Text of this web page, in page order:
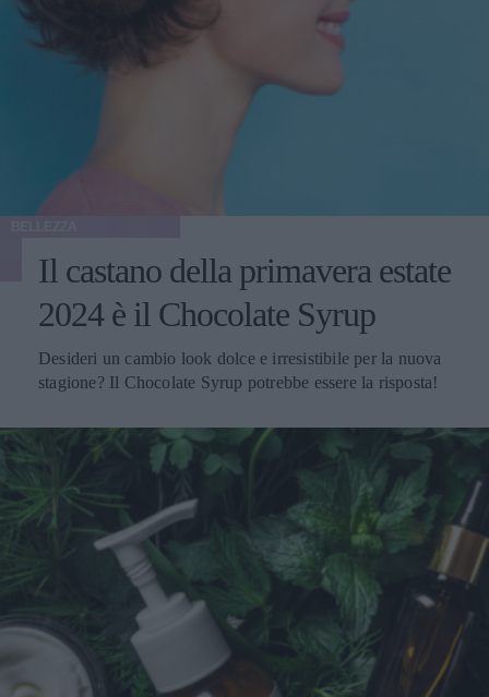
Il castano della primavera estate
2024 è il Chocolate Syrup
Desideri un cambio look dolce e irresistibile per la nuova
stagione? Il Chocolate Syrup potrebbe essere la risposta!